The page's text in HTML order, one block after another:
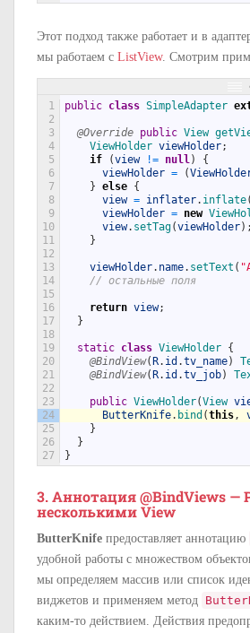
Этот подход также работает и в
мы работаем с ListView. Смотрим
1
2
3
4
5
6
7
8
9
10
11
12
13
14
15
16
17
18
19
20
21
22
23
24
25
26
27
public class SimpleAdapter
@Override public View
ViewHolder viewHolder;
if
(view != null )
{
viewHolder = (
} else {
view = inflater. inflate(
viewHolder = new
view. setTag(viewHolder) ;
}
viewHolder. name. setText (
// остальные поля
return view;
}
static class ViewHolder {
@BindView(R. id .tv_name)
@BindView(R. id .tv_job)
public ViewHolder(View
ButterKnife. bind (this ,
}
}
}
3. Аннотация @BindViews —
несколькими View
ButterKnife предоставляет аннотацию
удобной работы с множеством
мы определяем массив или список
виджетов и применяем метод
каким-то действием. Действия